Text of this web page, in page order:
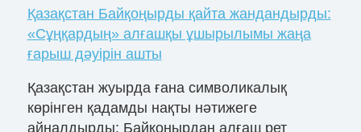
Қазақстан Байқоңырды қайта жандандырды:
«Сұңқардың» алғашқы ұшырылымы жаңа
ғарыш дәуірін ашты
Қазақстан жуырда ғана символикалық
көрінген қадамды нақты нәтижеге
айналдырды: Байқоңырдан алғаш рет